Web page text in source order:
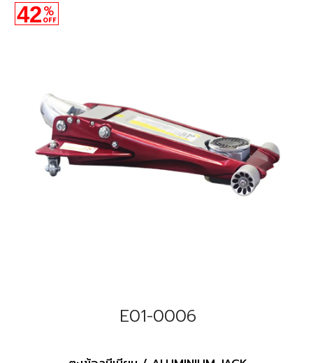
42%
OFF
E01-0006